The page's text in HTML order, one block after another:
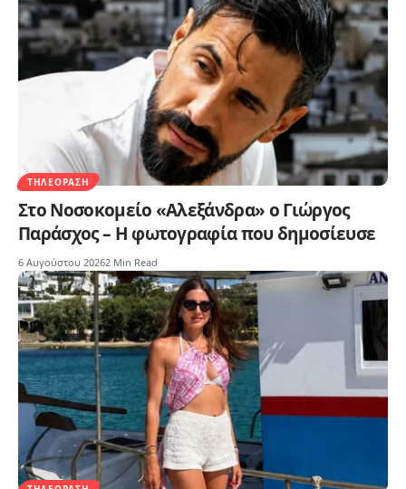
ΤΗΛΕΌΡΑΣΗ
Στο Νοσοκομείο «Αλεξάνδρα» ο Γιώργος
Παράσχος – Η φωτογραφία που δημοσίευσε
6 Αυγούστου 20262 Min Read